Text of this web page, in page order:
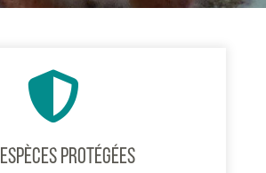
ESPÈCES PROTÉGÉES